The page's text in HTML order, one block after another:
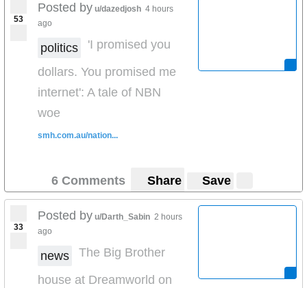
53
Posted by u/dazedjosh 4 hours
ago
politics
'I promised you
dollars. You promised me
internet': A tale of NBN
woe
smh.com.au/nation...
6 Comments Share Save
33
Posted by u/Darth_Sabin 2 hours
ago
news
The Big Brother
house at Dreamworld on